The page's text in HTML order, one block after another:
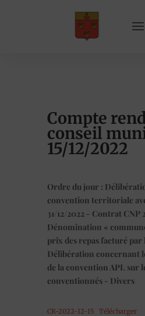
Compte
conseil
15/12/2022
Ordre du jour :
convention territoriale
31/12/2022 - Contrat CNP
Dénomination «
prix des repas facturé
Délibération concernant
de la convention APL sur
conventionnés - Divers
CR-2022-12-15 Télécharger